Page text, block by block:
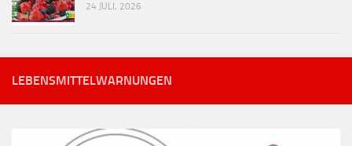
24 JULI, 2026
LEBENSMITTELWARNUNGEN